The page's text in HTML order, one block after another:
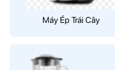
Máy Ép Trái Cây